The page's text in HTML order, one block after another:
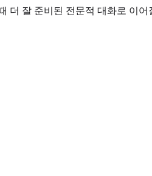
더 잘 준비된 전문적 대화로 이어